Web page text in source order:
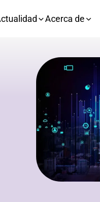
Acerca de